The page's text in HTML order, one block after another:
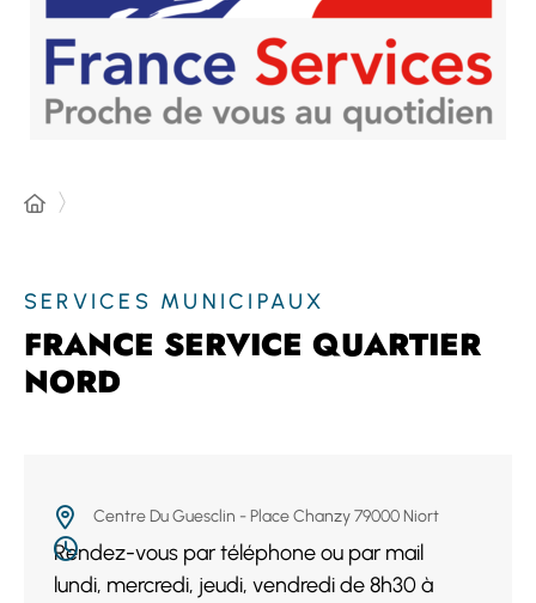
SERVICES MUNICIPAUX
FRANCE SERVICE QUARTIER
NORD
Centre Du Guesclin - Place Chanzy 79000 Niort
Rendez-vous par téléphone ou par mail
lundi, mercredi, jeudi, vendredi de 8h30 à